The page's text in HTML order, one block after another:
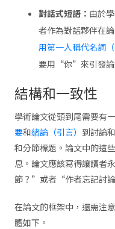
對話式短語： 由於
者作為對話夥伴在
用第一人稱代名詞
要用“你”來引發論
結構和一致性
學術論文從頭到尾需要有
要和緒論（引言） 到討論
和分節標題。論文中的這
息。論文應該寫得讓讀者
節？”或者“作者忘記討
在論文的框架中，還需注
體如下。